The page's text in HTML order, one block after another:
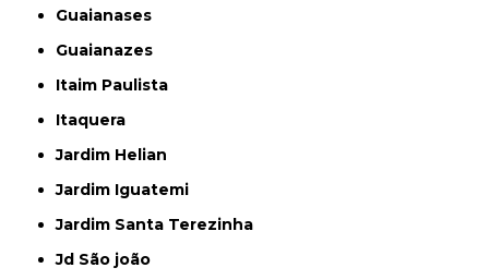
Guaianases
Guaianazes
Itaim Paulista
Itaquera
Jardim Helian
Jardim Iguatemi
Jardim Santa Terezinha
Jd São joão